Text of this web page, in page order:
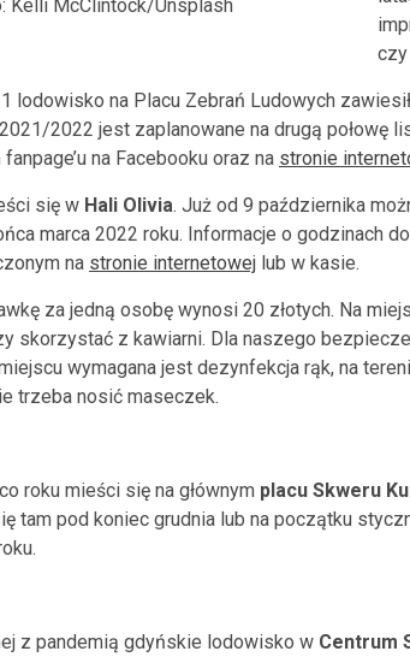
Kelli McClintock/Unsplash
czy
lodowisko na Placu Zebrań Ludowych
2022 jest zaplanowane na drugą połowę
na Facebooku oraz na stronie
się w Hali Olivia. Już od 9 października
marca 2022 roku. Informacje o godzinach
na stronie internetowej lub w kasie.
za jedną osobę wynosi 20 złotych. Na
skorzystać z kawiarni. Dla naszego
wymagana jest dezynfekcja rąk, na
trzeba nosić maseczek.
roku mieści się na głównym placu Skweru
tam pod koniec grudnia lub na początku
z pandemią gdyńskie lodowisko w Centrum